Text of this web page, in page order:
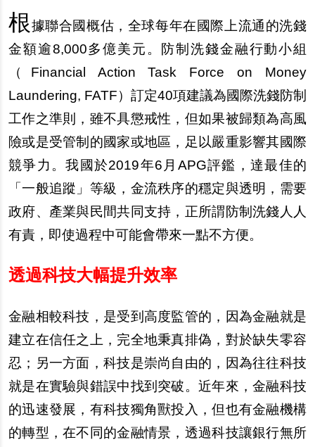
根據聯合國概估，全球每年在國際上流通的洗錢
金額逾8,000多億美元。防制洗錢金融行動小組
（Financial Action Task Force on Money
Laundering, FATF）訂定40項建議為國際洗錢防制
工作之準則，雖不具懲戒性，但如果被歸類為高風
險或是受管制的國家或地區，足以嚴重影響其國際
競爭力。我國於2019年6月APG評鑑，達最佳的
「一般追蹤」等級，金流秩序的穩定與透明，需要
政府、
產業與民間共同支持，正所謂防制洗錢人人
有責，即使過程中可能會帶來一點不方便。
透過科技大幅提升效率
金融相較科技，是受到高度監管的，因為金融就是
建立在信任之上，完全地秉真排偽，對於缺失零容
忍； 另一方面，科技是崇尚自由的，因為往往科技
就是在實驗與錯誤中找到突破。近年來，金融科技
的迅速發展，有科技獨角獸投入，但也有金融機構
的轉型，在不同的金融情景，透過科技讓銀行無所